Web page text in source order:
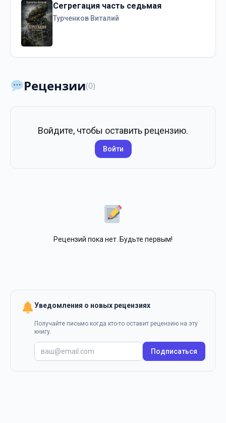
Сегрегация часть седьмая
Турченков Виталий
Рецензии(0)
Войдите, чтобы оставить рецензию.
Войти
Рецензий пока нет. Будьте первым!
Уведомления о новых рецензиях
Получайте письмо когда кто-то оставит рецензию на эту
книгу.
Подписаться